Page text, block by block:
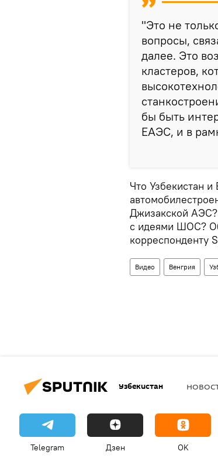
"Это не
вопросы,
далее. Это
кластеров,
бы быть
ЕАЭС, и в
Что Узбекистан
Джизакской АЭС?
с идеями ШОС?
корреспонденту
Видео Венгрия
Узбекистан
Telegram Дзен OK